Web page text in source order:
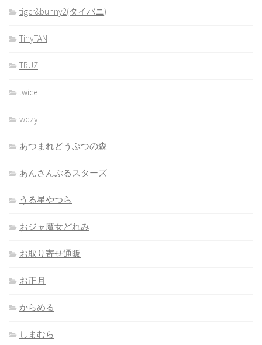
tiger&bunny2(タイバニ)
TinyTAN
TRUZ
twice
wdzy
あつまれどうぶつの森
あんさんぶるスターズ
うる星やつら
おジャ魔女どれみ
お取り寄せ通販
お正月
からめる
しまむら